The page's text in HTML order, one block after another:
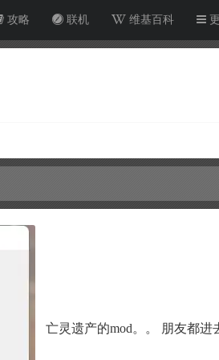
攻略 联机 维基百科
亡灵遗产的mod。。 朋友都进